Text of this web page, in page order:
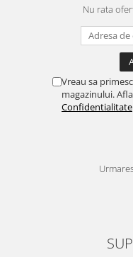
Nu rata
Vreau sa
magazinului.
Confidentialitate